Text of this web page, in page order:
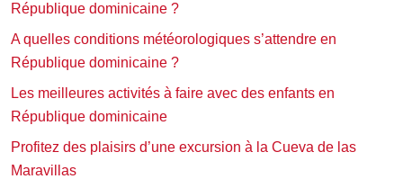
République dominicaine ?
A quelles conditions météorologiques s’attendre en
République dominicaine ?
Les meilleures activités à faire avec des enfants en
République dominicaine
Profitez des plaisirs d’une excursion à la Cueva de las
Maravillas